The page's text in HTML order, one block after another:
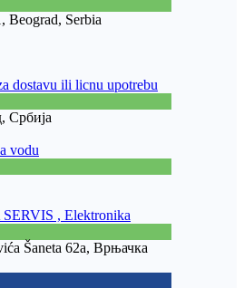
Beograd, Serbia
dostavu ili licnu upotrebu
Србија
vodu
, Elektronika
Šaneta 62a, Врњачка